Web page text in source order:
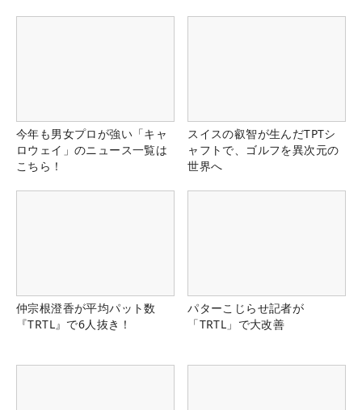
今年も男女プロが強い「キャ
ロウェイ」のニュース一覧は
こちら！
スイスの叡智が生んだTPTシ
ャフトで、ゴルフを異次元の
世界へ
仲宗根澄香が平均パット数
『TRTL』で6人抜き！
パターこじらせ記者が
「TRTL」で大改善